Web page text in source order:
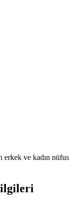
ve kadın nüfus